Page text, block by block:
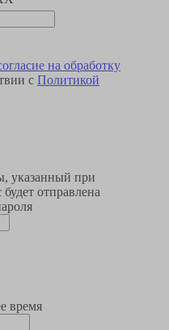
на обработку
с Политикой
указанный при
отправлена
время